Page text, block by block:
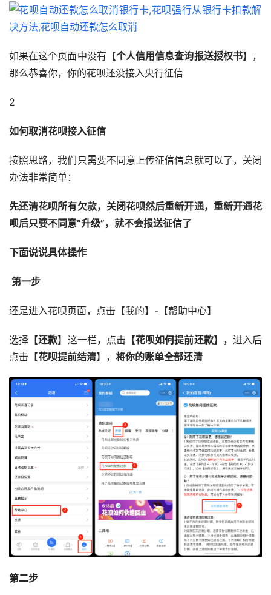
如果在这个页面中没有【个人信用信息查询报送授权书】，
那么恭喜你，你的花呗还没接入央行征信
2
如何取消花呗接入征信
按照思路，我们只需要不同意上传征信信息就可以了，关闭
办法非常简单：
先还清花呗所有欠款，关闭花呗然后重新开通，重新开通花
呗后只要不同意“升级”，就不会报送征信了
下面说说具体操作
第一步
还是进入花呗页面，点击【我的】-【帮助中心】
选择【还款】这一栏，点击【花呗如何提前还款】，进入后
点击【花呗提前结清】， 将你的账单全部还清
第二步